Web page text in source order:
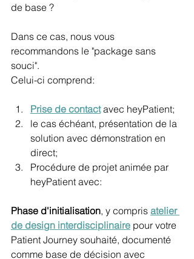
de base ?
Dans ce cas, nous vous
recommandons le "package sans
souci".
Celui-ci comprend:
Prise de contact avec heyPatient;
le cas échéant, présentation de la
solution avec démonstration en
direct;
Procédure de projet animée par
heyPatient avec:
Phase d'initialisation, y compris atelier
de design interdisciplinaire pour votre
Patient Journey souhaité, documenté
comme base de décision avec